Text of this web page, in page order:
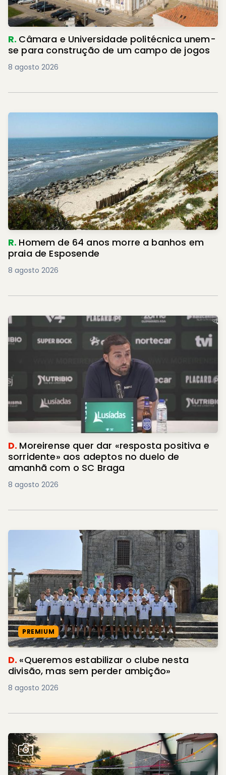
R. Câmara e Universidade politécnica unem-
se para construção de um campo de jogos
8 agosto 2026
R. Homem de 64 anos morre a banhos em
praia de Esposende
8 agosto 2026
D. Moreirense quer dar «resposta positiva e
sorridente» aos adeptos no duelo de
amanhã com o SC Braga
8 agosto 2026
PREMIUM
D. «Queremos estabilizar o clube nesta
divisão, mas sem perder ambição»
8 agosto 2026